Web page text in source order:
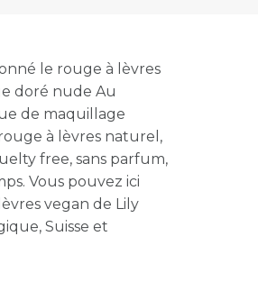
le rouge à lèvres
doré nude Au
de maquillage
à lèvres naturel,
free, sans parfum,
Vous pouvez ici
vegan de Lily
Suisse et